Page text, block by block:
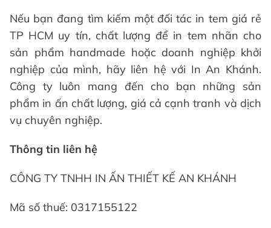
Nếu bạn đang tìm kiếm một đối tác in tem giá rẻ
TP HCM uy tín, chất lượng để in tem nhãn cho
sản phẩm handmade hoặc doanh nghiệp khởi
nghiệp của mình, hãy liên hệ với In An Khánh.
Công ty luôn mang đến cho bạn những sản
phẩm in ấn chất lượng, giá cả cạnh tranh và dịch
vụ chuyên nghiệp.
Thông tin liên hệ
CÔNG TY TNHH IN ẤN THIẾT KẾ AN KHÁNH
Mã số thuế: 0317155122